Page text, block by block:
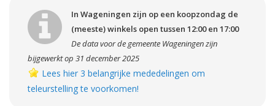
In Wageningen zijn op een koopzondag de
(meeste) winkels open tussen 12:00 en 17:00
De data voor de gemeente Wageningen zijn
bijgewerkt op 31 december 2025
Lees hier 3 belangrijke mededelingen om
teleurstelling te voorkomen!